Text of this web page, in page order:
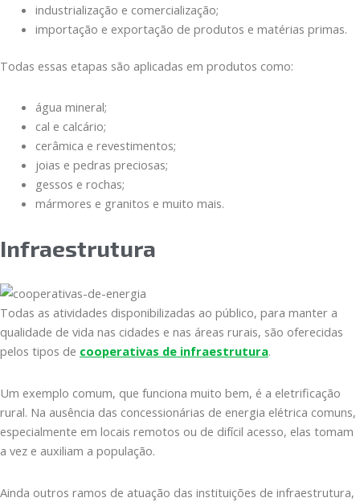
industrialização e comercialização;
importação e exportação de produtos e matérias primas.
Todas essas etapas são aplicadas em produtos como:
água mineral;
cal e calcário;
cerâmica e revestimentos;
joias e pedras preciosas;
gessos e rochas;
mármores e granitos e muito mais.
Infraestrutura
Todas as atividades disponibilizadas ao público, para manter a
qualidade de vida nas cidades e nas áreas rurais, são oferecidas
pelos tipos de cooperativas de infraestrutura.
Um exemplo comum, que funciona muito bem, é a eletrificação
rural. Na ausência das concessionárias de energia elétrica comuns,
especialmente em locais remotos ou de difícil acesso, elas tomam
a vez e auxiliam a população.
Ainda outros ramos de atuação das instituições de infraestrutura,